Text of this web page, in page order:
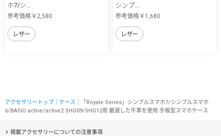
ホ7/シ...
参考価格￥2,580
レザー
シンプ...
参考価格￥1,680
レザー
アクセサリートップ ケース ｜「Royale Series」シンプルスマホ7/シンプルスマホ
6/BASIO active/active2 SHG09/SHG12用 厳選した牛革を使用 手帳型スマホケース
掲載アクセサリーについての注意事項